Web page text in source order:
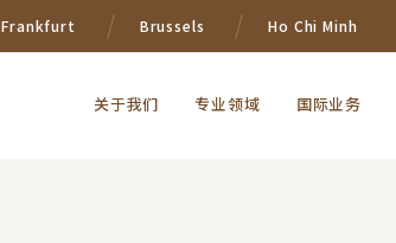
Frankfurt Brussels Ho Chi Minh
关于我们 专业领域 国际业务